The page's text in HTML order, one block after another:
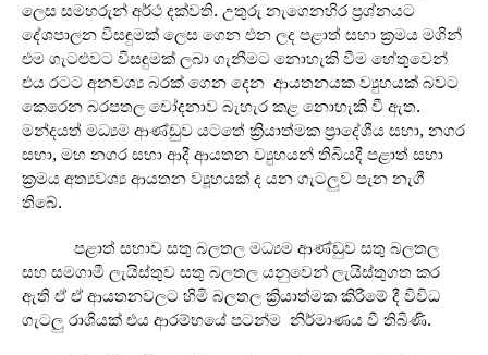
ලෙස සමහරුන් අර්ථ දක්වති. උතුරු නැගෙනහිර ප්‍රශ්නයට
දේශපාලන විසඳුමක් ලෙස ගෙන එන ලද පළාත් සභා ක්‍රමය මගින්
එම ගැටළුවට විසඳුමක් ලබා ගැනීමට නොහැකි වීම හේතුවෙන්
එය රටට අනවශ්‍ය බරක් ගෙන දෙන ආයතනයක ව්‍යුහයක් බවට
කෙරෙන බරපතල චෝදනාව බැහැර කළ නොහැකි වී ඇත.
මන්දයත් මධ්‍යම ආණ්ඩුව යටතේ ක්‍රියාත්මක ප්‍රාදේශීය සභා, නගර
සභා, මහ නගර සභා ආදී ආයතන ව්‍යුහයන් තිබියදී පළාත් සභා
ක්‍රමය අත්‍යවශ්‍ය ආයතන ව්‍යූහයක් ද යන ගැටලුව පැන නැගී
තිබේ.
පළාත් සභාව සතු බලතල මධ්‍යම ආණ්ඩුව සතු බලතල
සහ සමගාමී ලැයිස්තුව සතු බලතල යනුවෙන් ලැයිස්තුගත කර
ඇති ඒ ඒ ආයතනවලට හිමි බලතල ක්‍රියාත්මක කිරීමේ දී විවිධ
ගැටලු රාශියක් එය ආරම්භයේ පටන්ම නිර්මාණය වී තිබිණි.